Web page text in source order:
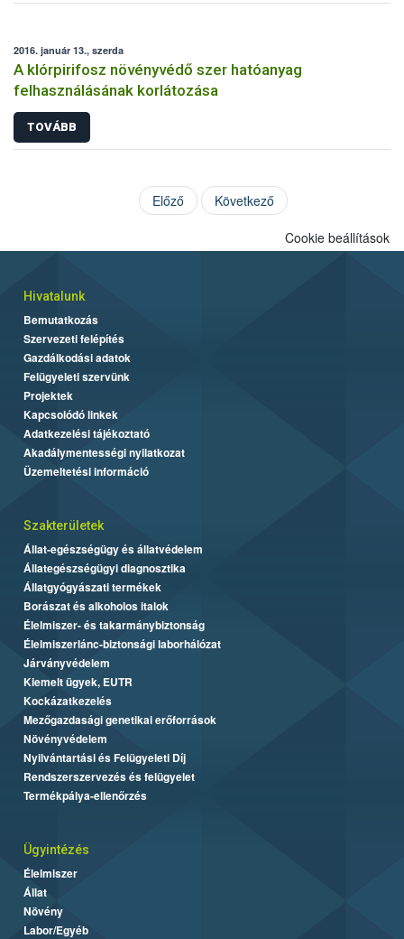
2016. január 13., szerda
A klórpirifosz növényvédő szer hatóanyag
felhasználásának korlátozása
TOVÁBB
Előző Következő
Cookie beállítások
Hivatalunk
Bemutatkozás
Szervezeti felépítés
Gazdálkodási adatok
Felügyeleti szervünk
Projektek
Kapcsolódó linkek
Adatkezelési tájékoztató
Akadálymentességi nyilatkozat
Üzemeltetési információ
Szakterületek
Állat-egészségügy és állatvédelem
Állategészségügyi diagnosztika
Állatgyógyászati termékek
Borászat és alkoholos italok
Élelmiszer- és takarmánybiztonság
Élelmiszerlánc-biztonsági laborhálózat
Járványvédelem
Kiemelt ügyek, EUTR
Kockázatkezelés
Mezőgazdasági genetikai erőforrások
Növényvédelem
Nyilvántartási és Felügyeleti Díj
Rendszerszervezés és felügyelet
Termékpálya-ellenőrzés
Ügyintézés
Élelmiszer
Állat
Növény
Labor/Egyéb